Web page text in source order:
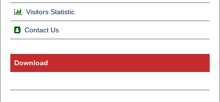
Visitors Statistic
Contact Us
Download